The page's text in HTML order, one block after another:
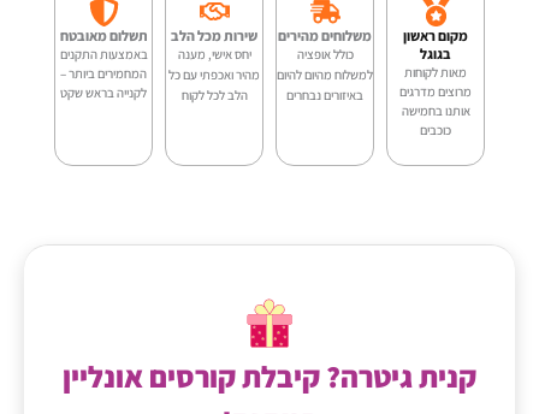
95
מקום ראשון
בגוגל
מאות לקוחות
מרוצים מדרגים
אותנו בחמישה
כוכבים
משלוחים מהירים
כולל אופציה
למשלוח מהיום להיום
באיזורים נבחרים
שירות מכל הלב
יחס אישי, מענה
מהיר ואכפתי עם כל
הלב לכל לקוח
תשלום מאובטח
באמצעות התקנים
המחמירים ביותר –
לקנייה בראש שקט
קנית גיטרה? קיבלת קורסים אונליין